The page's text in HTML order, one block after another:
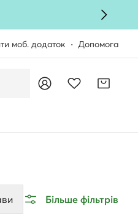
моб. додаток Допомога
Більше фільтрів